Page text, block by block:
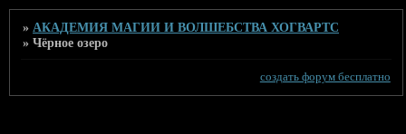
»АКАДЕМИЯ МАГИИ И ВОЛШЕБСТВА ХОГВАРТС
»Чёрное озеро
создать форум бесплатно